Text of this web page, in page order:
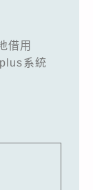
借用
系統